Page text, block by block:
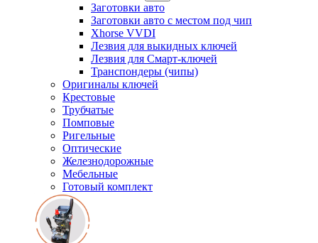
Заготовки авто
Заготовки авто с местом под чип
Xhorse VVDI
Лезвия для выкидных ключей
Лезвия для Смарт-ключей
Транспондеры (чипы)
Оригиналы ключей
Крестовые
Трубчатые
Помповые
Ригельные
Оптические
Железнодорожные
Мебельные
Готовый комплект